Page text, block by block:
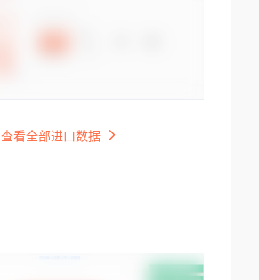
查看全部进口数据